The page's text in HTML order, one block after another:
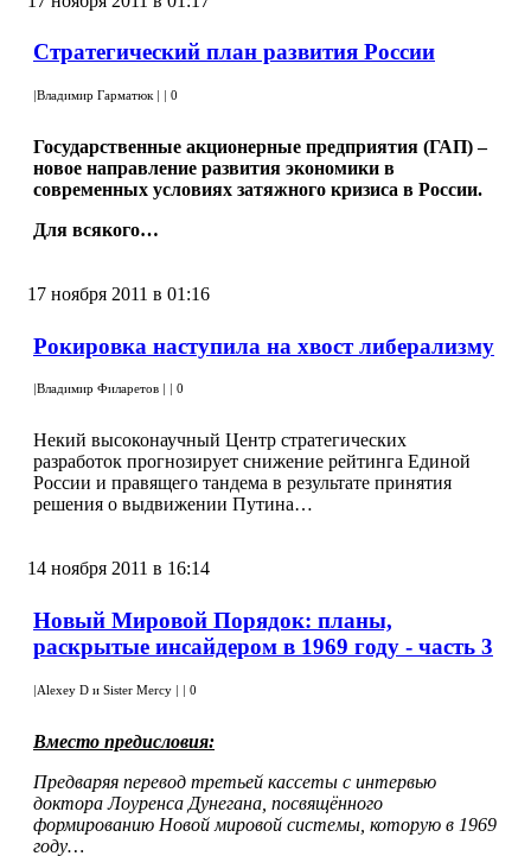
Стратегический план развития России
|Владимир Гарматюк | | 0
Государственные акционерные предприятия (ГАП) –
новое направление развития экономики в
современных условиях затяжного кризиса в России.
Для всякого…
17 ноября 2011 в 01:16
Рокировка наступила на хвост либерализму
Владимир Филаретов 0
Некий высоконаучный Центр стратегических
разработок прогнозирует снижение рейтинга Единой
России и правящего тандема в результате принятия
решения о выдвижении Путина…
14 ноября 2011 в 16:14
Новый Мировой Порядок: планы,
раскрытые инсайдером в 1969 году - часть 3
|Alexey D и Sister Mercy | | 0
Вместо предисловия:
Предваряя перевод третьей кассеты с интервью
доктора Лоуренса Дунегана, посвящённого
формированию Новой мировой системы, которую в 1969
году…